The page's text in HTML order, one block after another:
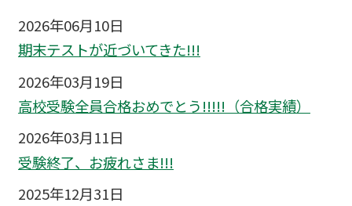
2026年06月10日
期末テストが近づいてきた!!!
2026年03月19日
高校受験全員合格おめでとう!!!!!（合格実績）
2026年03月11日
受験終了、お疲れさま!!!
2025年12月31日